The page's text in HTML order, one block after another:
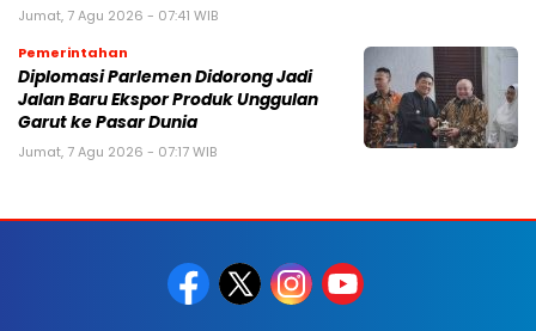
Jumat, 7 Agu 2026 - 07:41 WIB
Pemerintahan
Diplomasi Parlemen Didorong Jadi
Jalan Baru Ekspor Produk Unggulan
Garut ke Pasar Dunia
Jumat, 7 Agu 2026 - 07:17 WIB